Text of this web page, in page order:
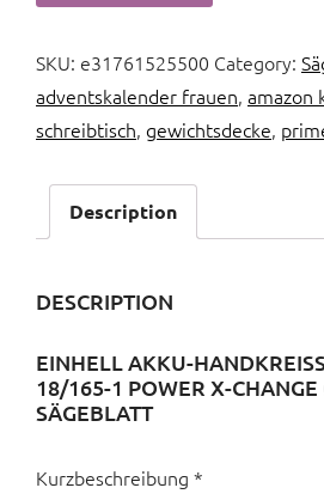
SKU: e31761525500 Category:
adventskalender frauen, amazon
schreibtisch, gewichtsdecke,
Description
DESCRIPTION
EINHELL AKKU-
18/165-1 POWER X-
SÄGEBLATT
Kurzbeschreibung *